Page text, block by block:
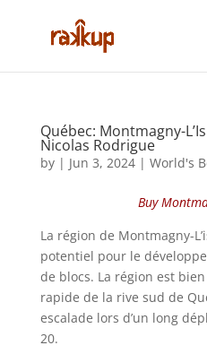
Québec: Montmagny-
Nicolas Rodrigue
by | Jun 3, 2024| World's
Buy
La région de Montmagny-
potentiel pour le
de blocs. La région est
rapide de la rive sud de
escalade lors d’un long
20.